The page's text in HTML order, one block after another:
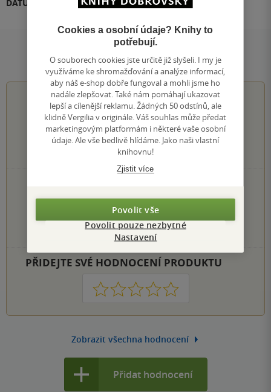
DATUM VYDÁNÍ 1.01.2017
Hodnocení a recenze čtenářů
0.0z5
hodnocení čtenářů
0×
4 hvězdičky
0×
3 hvězdičky
0×
2 hvězdičky
0×
1 hvezdička
PŘIDEJTE SVÉ HODNOCENÍ PRODUKTU
1 2 3 4 5
Zobrazit všechna hodnocení
Přidat hodnocení
Cookies a osobní údaje? Knihy to
potřebují.
O souborech cookies jste určitě již slyšeli. I my je
využíváme ke shromažďování a analýze informací,
aby náš e-shop dobře fungoval a mohli jsme ho
nadále zlepšovat. Také nám pomáhají ukazovat
lepší a cílenější reklamu. Žádných 50 odstínů, ale
klidně Vergilia v originále. Váš souhlas může předat
marketingovým platformám i některé vaše osobní
údaje. Ale vše bedlivě hlídáme. Jako naši vlastní
knihovnu!
Zjistit více
Povolit vše
Povolit pouze nezbytné
Nastavení